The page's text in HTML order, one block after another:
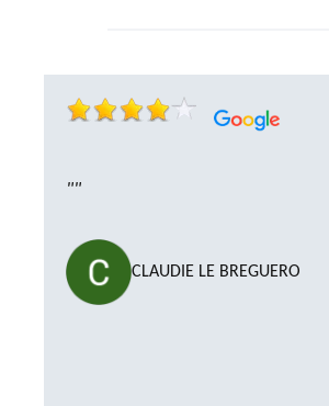
""
CLAUDIE LE BREGUERO